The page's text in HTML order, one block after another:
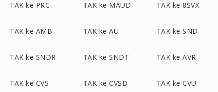
TAK ke PRC TAK ke MAUD TAK ke 8SVX
TAK ke AMB TAK ke AU TAK ke SND
TAK ke SNDR TAK ke SNDT TAK ke AVR
TAK ke CVS TAK ke CVSD TAK ke CVU